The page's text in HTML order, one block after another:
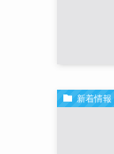
新着情報